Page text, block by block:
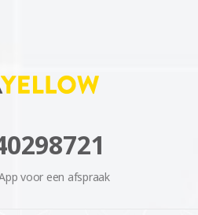
voor een afspraak